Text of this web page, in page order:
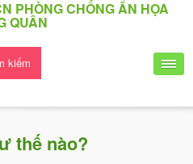
PHÒNG CHỐNG ẨN HỌA
QUÂN
kiếm
thế nào?